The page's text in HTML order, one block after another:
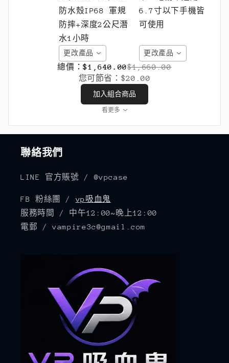
更改產品 更改產品
總價：$1,640.00$1,660.00
您可節省： $20.00
加入組合商品
看更多
聯絡我們
LINE 官方賬號 / @vpcase
FB 粉絲團 / vp吸血鬼
服務時間 / 中午12:00~晚上12:00
電郵 / vampire3c@gmail.com